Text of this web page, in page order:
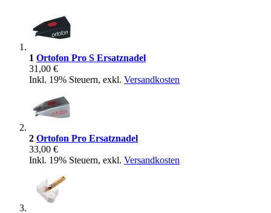
1 Ortofon Pro S Ersatznadel
31,00 €
Inkl. 19% Steuern, exkl. Versandkosten
2 Ortofon Pro Ersatznadel
33,00 €
Inkl. 19% Steuern, exkl. Versandkosten